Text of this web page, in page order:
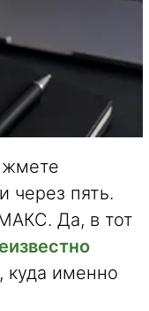
жмете
через пять.
Да, в тот
куда именно